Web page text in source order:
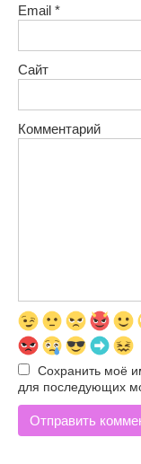
Email *
Сайт
Комментарий
Сохранить моё
для последующих